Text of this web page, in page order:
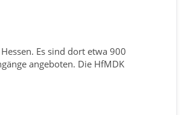
Es sind dort etwa 900
angeboten. Die HfMDK